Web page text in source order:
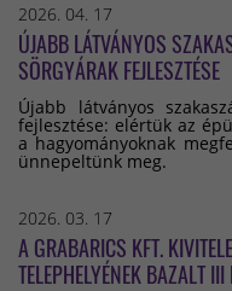
2026. 04. 17
ÚJABB LÁTVÁNYOS
SÖRGYÁRAK FEJLESZTÉSE
Újabb látványos
fejlesztése: elértük az
a hagyományoknak
ünnepeltünk meg.
2026. 03. 17
A GRABARICS KFT.
TELEPHELYÉNEK BAZALT